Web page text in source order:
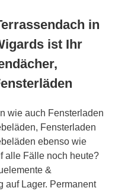
in
ist Ihr
wie auch Fensterladen
Fensterladen
ebenso wie
alle Fälle noch heute?
&
auf Lager. Permanent